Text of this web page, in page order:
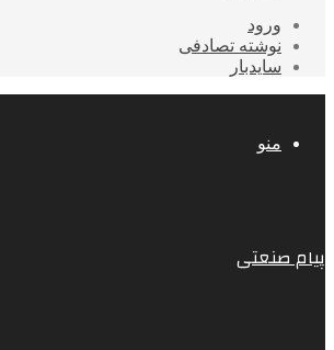
ورود
نوشته تصادفی
سایدبار
منو
پیام صنعتی